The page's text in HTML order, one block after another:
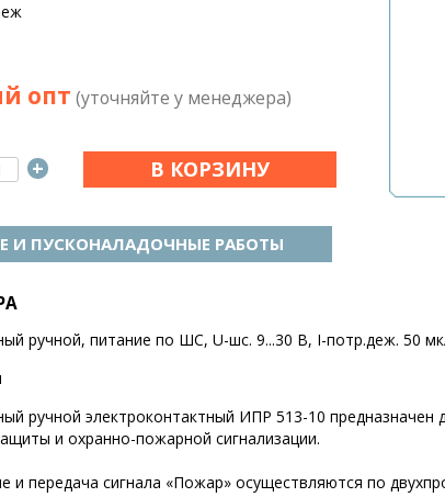
опт (уточняйте у менеджера)
+
И ПУСКОНАЛАДОЧНЫЕ РАБОТЫ
ручной, питание по ШС, U-шс. 9...30 В, I-потр.деж. 50
ручной электроконтактный ИПР 513-10 предназначен
и охранно-пожарной сигнализации.
и передача сигнала «Пожар» осуществляются по